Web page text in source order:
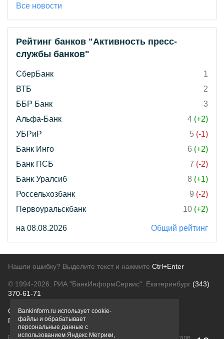
Все новости
Рейтинг банков "Активность пресс-
службы банков"
СберБанк
1
ВТБ
2
ББР Банк
3
Альфа-Банк
4 (+2)
УБРиР
5 (-1)
Банк Инго
6 (+2)
Банк ПСБ
7 (-2)
Банк Уралсиб
8 (+1)
Россельхозбанк
9 (-2)
Первоуральскбанк
10 (+2)
на 08.08.2026 Общий рейтинг
Нашли ошибку? Выделите текст и нажмите Ctrl+Enter
© 1994-2026. РИА "БанкИнформСервис". Екатеринбург (343)
370-61-71
О проектеПолитика конфиденциальности
Правовая информацияДля рекламодателей
Bankinform.ru использует cookie-
файлы и обрабатывает
персональные данные с
использованием Яндекс Метрики,